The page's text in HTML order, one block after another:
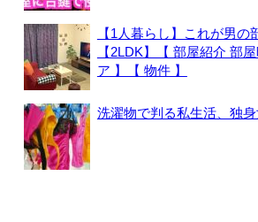
【1人暮らし】これが男
【2LDK】【 部屋紹介 部
ア 】【 物件 】
洗濯物で判る私生活、独